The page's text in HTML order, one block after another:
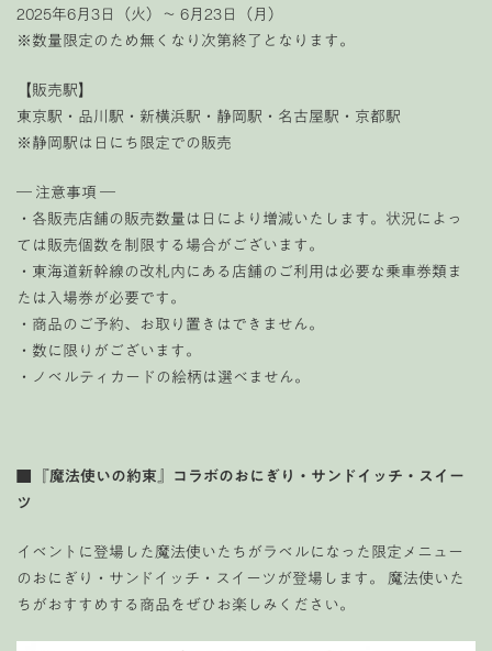
2025年6月3日（火）～ 6月23日（月）
※数量限定のため無くなり次第終了となります。
【販売駅】
東京駅・品川駅・新横浜駅・静岡駅・名古屋駅・京都駅
※静岡駅は日にち限定での販売
― 注意事項 ―
・各販売店舗の販売数量は日により増減いたします。状況によっ
ては販売個数を制限する場合がございます。
・東海道新幹線の改札内にある店舗のご利用は必要な乗車券類ま
たは入場券が必要です。
・商品のご予約、お取り置きはできません。
・数に限りがございます。
・ノベルティカードの絵柄は選べません。
■ 『魔法使いの約束』コラボのおにぎり・サンドイッチ・スイー
ツ
イベントに登場した魔法使いたちがラベルになった限定メニュー
のおにぎり・サンドイッチ・スイーツが登場します。 魔法使いた
ちがおすすめする商品をぜひお楽しみください。